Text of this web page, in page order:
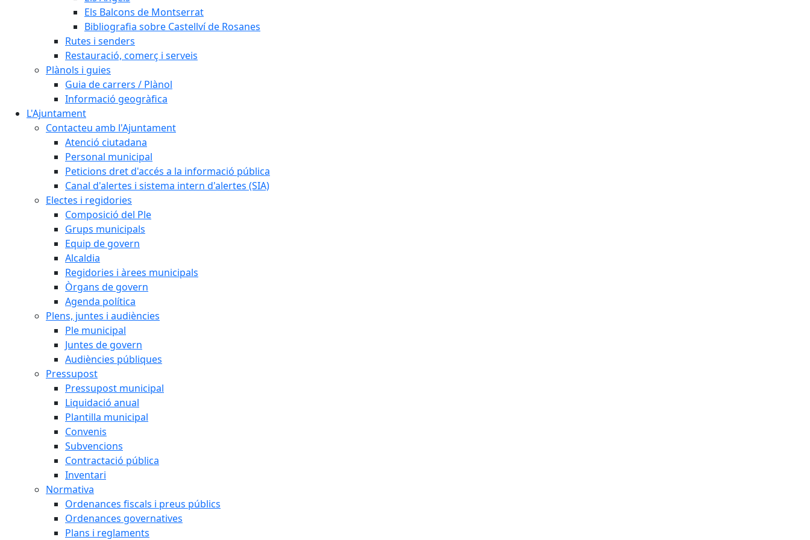
Els Balcons de Montserrat
Bibliografia sobre Castellví de Rosanes
Rutes i senders
Restauració, comerç i serveis
Plànols i guies
Guia de carrers / Plànol
Informació geogràfica
L'Ajuntament
Contacteu amb l'Ajuntament
Atenció ciutadana
Personal municipal
Peticions dret d'accés a la informació pública
Canal d'alertes i sistema intern d'alertes (SIA)
Electes i regidories
Composició del Ple
Grups municipals
Equip de govern
Alcaldia
Regidories i àrees municipals
Òrgans de govern
Agenda política
Plens, juntes i audiències
Ple municipal
Juntes de govern
Audiències públiques
Pressupost
Pressupost municipal
Liquidació anual
Plantilla municipal
Convenis
Subvencions
Contractació pública
Inventari
Normativa
Ordenances fiscals i preus públics
Ordenances governatives
Plans i reglaments